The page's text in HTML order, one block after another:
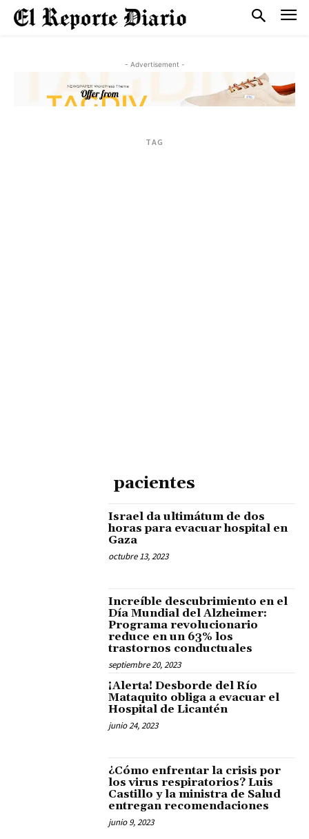
- Advertisement -
TAG
pacientes
Israel da ultimátum de dos
horas para evacuar hospital en
Gaza
octubre 13, 2023
Increíble descubrimiento en el
Día Mundial del Alzheimer:
Programa revolucionario
reduce en un 63% los
trastornos conductuales
septiembre 20, 2023
¡Alerta! Desborde del Río
Mataquito obliga a evacuar el
Hospital de Licantén
junio 24, 2023
¿Cómo enfrentar la crisis por
los virus respiratorios? Luis
Castillo y la ministra de Salud
entregan recomendaciones
junio 9, 2023